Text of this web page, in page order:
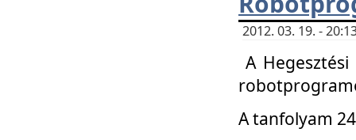
2012. 03. 19. -
A
A tanfolyam